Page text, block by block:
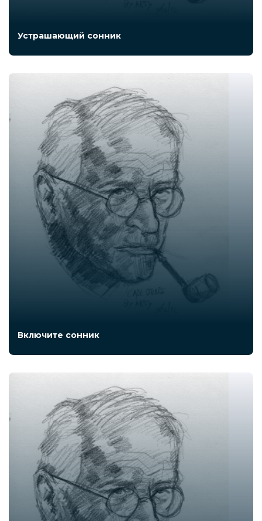
Устрашающий сонник
Включите сонник